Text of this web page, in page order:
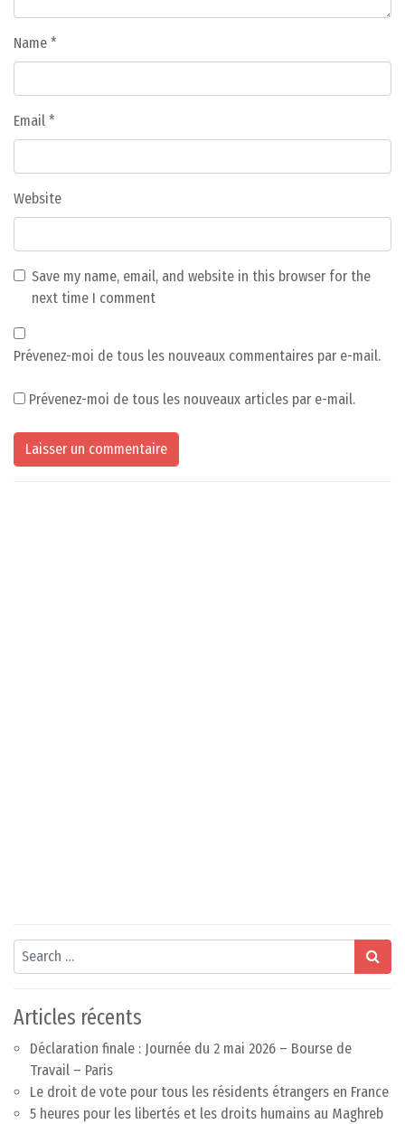
Name *
Email *
Website
Save my name, email, and website in this browser for the
next time I comment
Prévenez-moi de tous les nouveaux commentaires par e-mail.
Prévenez-moi de tous les nouveaux articles par e-mail.
Search
Articles récents
Déclaration finale : Journée du 2 mai 2026 – Bourse de
Travail – Paris
Le droit de vote pour tous les résidents étrangers en France
5 heures pour les libertés et les droits humains au Maghreb